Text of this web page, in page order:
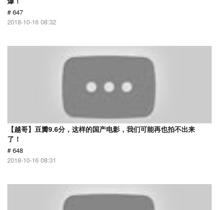
# 647
2018-10-16 08:32
【越哥】豆瓣9.6分，这样的国产电影，我们可能再也拍不出来
了！
# 648
2018-10-16 08:31